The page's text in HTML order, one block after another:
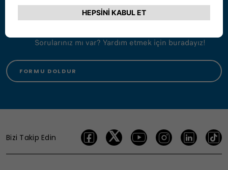
Sorularınız mı var? Yardım etmek için buradayız!
FORMU DOLDUR
Bizi Takip Edin